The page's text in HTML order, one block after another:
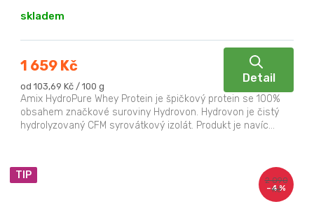
skladem
1 659 Kč
Měrná
cena:
od 103,69 Kč / 100 g
Detail
Amix HydroPure Whey Protein je špičkový protein se 100%
obsahem značkové suroviny Hydrovon. Hydrovon je čistý
hydrolyzovaný CFM syrovátkový izolát. Produkt je navíc...
TIP
2 090
Kč
–4 %